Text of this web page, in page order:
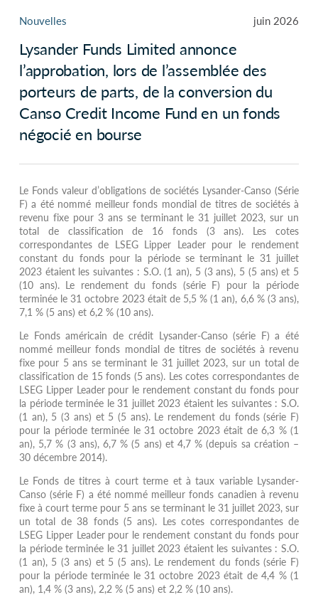
Nouvelles juin 2026
Lysander Funds Limited annonce
l’approbation, lors de l’assemblée des
porteurs de parts, de la conversion du
Canso Credit Income Fund en un fonds
négocié en bourse
Le Fonds valeur d’obligations de sociétés Lysander-Canso (Série
F) a été nommé meilleur fonds mondial de titres de sociétés à
revenu fixe pour 3 ans se terminant le 31 juillet 2023, sur un
total de classification de 16 fonds (3 ans). Les cotes
correspondantes de LSEG Lipper Leader pour le rendement
constant du fonds pour la période se terminant le 31 juillet
2023 étaient les suivantes : S.O. (1 an), 5 (3 ans), 5 (5 ans) et 5
(10 ans). Le rendement du fonds (série F) pour la période
terminée le 31 octobre 2023 était de 5,5 % (1 an), 6,6 % (3 ans),
7,1 % (5 ans) et 6,2 % (10 ans).
Le Fonds américain de crédit Lysander-Canso (série F) a été
nommé meilleur fonds mondial de titres de sociétés à revenu
fixe pour 5 ans se terminant le 31 juillet 2023, sur un total de
classification de 15 fonds (5 ans). Les cotes correspondantes de
LSEG Lipper Leader pour le rendement constant du fonds pour
la période terminée le 31 juillet 2023 étaient les suivantes : S.O.
(1 an), 5 (3 ans) et 5 (5 ans). Le rendement du fonds (série F)
pour la période terminée le 31 octobre 2023 était de 6,3 % (1
an), 5,7 % (3 ans), 6,7 % (5 ans) et 4,7 % (depuis sa création –
30 décembre 2014).
Le Fonds de titres à court terme et à taux variable Lysander-
Canso (série F) a été nommé meilleur fonds canadien à revenu
fixe à court terme pour 5 ans se terminant le 31 juillet 2023, sur
un total de 38 fonds (5 ans). Les cotes correspondantes de
LSEG Lipper Leader pour le rendement constant du fonds pour
la période terminée le 31 juillet 2023 étaient les suivantes : S.O.
(1 an), 5 (3 ans) et 5 (5 ans). Le rendement du fonds (série F)
pour la période terminée le 31 octobre 2023 était de 4,4 % (1
an), 1,4 % (3 ans), 2,2 % (5 ans) et 2,2 % (10 ans).